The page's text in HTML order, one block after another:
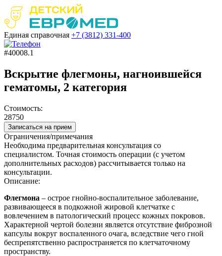
Единая справочная +7 (3812) 331-400
#40008.1
Вскрытие флегмоны, нагноившейся
гематомы, 2 категория
Стоимость:
28750
Записаться на прием
Ограничения/примечания
Необходима предварительная консультация со
специалистом. Точная стоимость операции (с учетом
дополнительных расходов) рассчитывается только на
консультации.
Описание:
Флегмона – острое гнойно-воспалительное заболевание,
развивающееся в подкожной жировой клетчатке с
вовлечением в патологический процесс кожных покровов.
Характерной чертой болезни является отсутствие фиброзной
капсулы вокруг воспаленного очага, вследствие чего гной
беспрепятственно распространяется по клетчаточному
пространству.